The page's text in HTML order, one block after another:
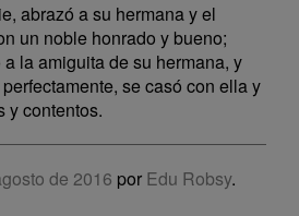
abrazó a su hermana y el
un noble honrado y bueno;
la amiguita de su hermana, y
se casó con ella y
y contentos.
de 2016 por Edu Robsy.